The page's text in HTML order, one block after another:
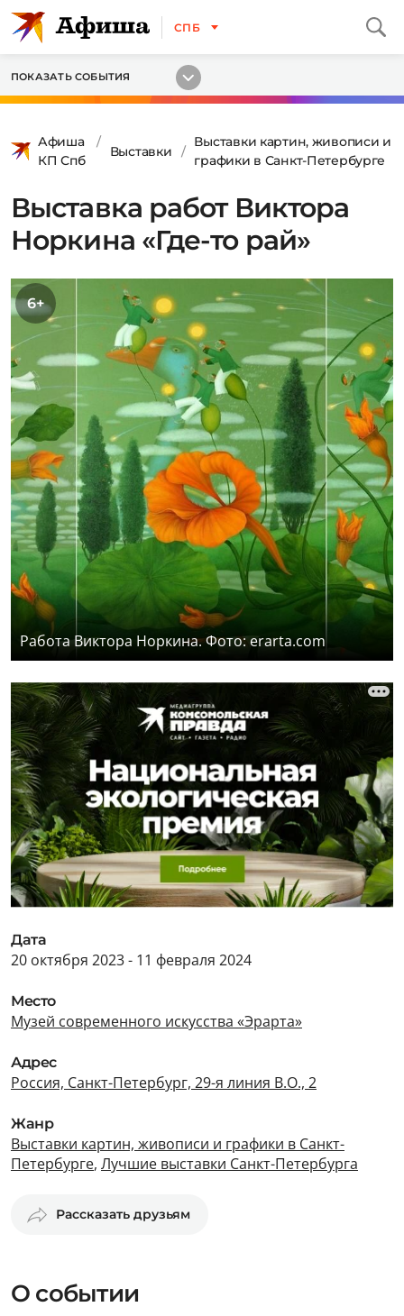
СПБ
ПОКАЗАТЬ СОБЫТИЯ
Афиша
КП Спб
Выставки
Выставки картин, живописи и
графики в Санкт-Петербурге
Выставка работ Виктора
Норкина «Где-то рай»
6+
Работа Виктора Норкина. Фото: erarta.com
Дата
20 октября 2023 - 11 февраля 2024
Место
Музей современного искусства «Эрарта»
Адрес
Россия, Санкт-Петербург, 29-я линия В.О., 2
Жанр
Выставки картин, живописи и графики в Санкт-
Петербурге, Лучшие выставки Санкт-Петербурга
Рассказать друзьям
О событии